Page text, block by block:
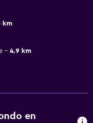
km
4.9 km
en